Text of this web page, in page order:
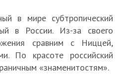
в мире субтропический
в России. Из-за своего
сравним с Ниццей,
По красоте российский
«знаменитостям».